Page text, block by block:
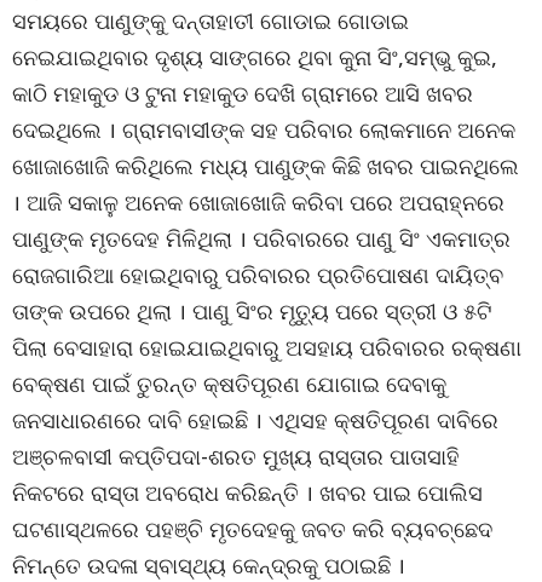
ସମୟରେ ପାଣୁଙ୍କୁ ଦନ୍ତାହାତୀ ଗୋଡାଇ ଗୋଡାଇ
ନେଇଯାଇଥିବାର ଦୃଶ୍ୟ ସାଙ୍ଗରେ ଥିବା କୁନା ସିଂ,ସମ୍ଭୁ କୁଇ,
କାଠି ମହାକୁଡ ଓ ଟୁନା ମହାକୁଡ ଦେଖି ଗ୍ରାମରେ ଆସି ଖବର
ଦେଇଥିଲେ । ଗ୍ରାମବାସୀଙ୍କ ସହ ପରିବାର ଲୋକମାନେ ଅନେକ
ଖୋଜାଖୋଜି କରିଥିଲେ ମଧ୍ୟ ପାଣୁଙ୍କ କିଛି ଖବର ପାଇନଥିଲେ
। ଆଜି ସକାଳୁ ଅନେକ ଖୋଜାଖୋଜି କରିବା ପରେ ଅପରାହ୍ନରେ
ପାଣୁଙ୍କ ମୃତଦେହ ମିଳିଥିଲା । ପରିବାରରେ ପାଣୁ ସିଂ ଏକମାତ୍ର
ରୋଜଗାରିଆ ହୋଇଥିବାରୁ ପରିବାରର ପ୍ରତିପୋଷଣ ଦାୟିତ୍ବ
ତାଙ୍କ ଉପରେ ଥିଲା । ପାଣୁ ସିଂର ମୃତ୍ୟୁ ପରେ ସ୍ତ୍ରୀ ଓ ୫ଟି
ପିଲା ବେସାହାରା ହୋଇଯାଇଥିବାରୁ ଅସହାୟ ପରିବାରର ରକ୍ଷଣା
ବେକ୍ଷଣ ପାଇଁ ତୁରନ୍ତ କ୍ଷତିପୂରଣ ଯୋଗାଇ ଦେବାକୁ
ଜନସାଧାରଣରେ ଦାବି ହୋଇଛି । ଏଥିସହ କ୍ଷତିପୂରଣ ଦାବିରେ
ଅଞ୍ଚଳବାସୀ କପ୍ତିପଦା-ଶରତ ମୁଖ୍ୟ ରାସ୍ତାର ପାତାସାହି
ନିକଟରେ ରାସ୍ତା ଅବରୋଧ କରିଛନ୍ତି । ଖବର ପାଇ ପୋଲିସ
ଘଟଣାସ୍ଥଳରେ ପହଞ୍ଚି ମୃତଦେହକୁ ଜବତ କରି ବ୍ୟବଚ୍ଛେଦ
ନିମନ୍ତେ ଉଦଳା ସ୍ବାସ୍ଥ୍ୟ କେନ୍ଦ୍ରକୁ ପଠାଇଛି ।